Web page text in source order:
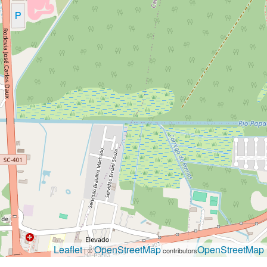
Leaflet| ©OpenStreetMapcontributorsOpenStreetMap